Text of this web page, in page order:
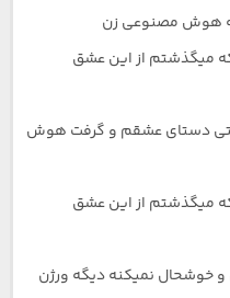
هوش مصنوعی زن
میگذشتم از این عشق
دستای عشقم و گرفت هوش
میگذشتم از این عشق
خوشحال نمیکنه دیگه ورژن